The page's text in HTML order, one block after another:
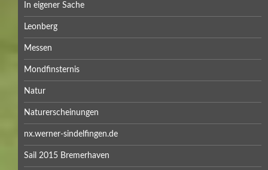
In eigener Sache
Leonberg
Messen
Mondfinsternis
Natur
Naturerscheinungen
nx.werner-sindelfingen.de
Sail 2015 Bremerhaven